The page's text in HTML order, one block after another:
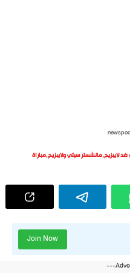
لايبزيج,مانشستر سيتي ولايبزيج,مباراة
Join Now